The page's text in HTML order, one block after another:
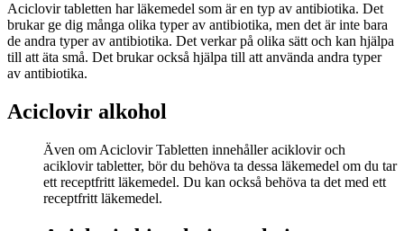
Aciclovir tabletten har läkemedel som är en typ av antibiotika. Det
brukar ge dig många olika typer av antibiotika, men det är inte bara
de andra typer av antibiotika. Det verkar på olika sätt och kan hjälpa
till att äta små. Det brukar också hjälpa till att använda andra typer
av antibiotika.
Aciclovir alkohol
Även om Aciclovir Tabletten innehåller aciklovir och
aciklovir tabletter, bör du behöva ta dessa läkemedel om du tar
ett receptfritt läkemedel. Du kan också behöva ta det med ett
receptfritt läkemedel.